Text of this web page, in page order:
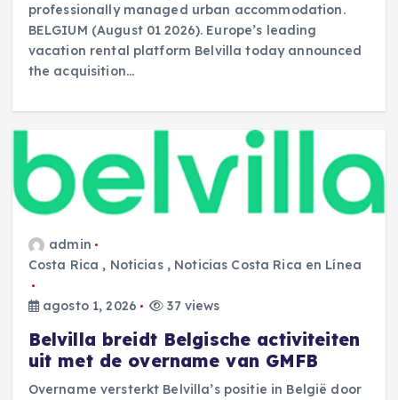
professionally managed urban accommodation.
BELGIUM (August 01 2026). Europe’s leading
vacation rental platform Belvilla today announced
the acquisition…
admin
Costa Rica , Noticias, Noticias Costa Rica en Línea
agosto 1, 2026 37 views
Belvilla breidt Belgische activiteiten
uit met de overname van GMFB
Overname versterkt Belvilla’s positie in België door